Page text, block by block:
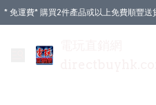
* 免運費* 購買2件產品或以上免費順豐送